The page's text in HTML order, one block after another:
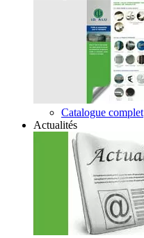
Catalogue complet
Actualités